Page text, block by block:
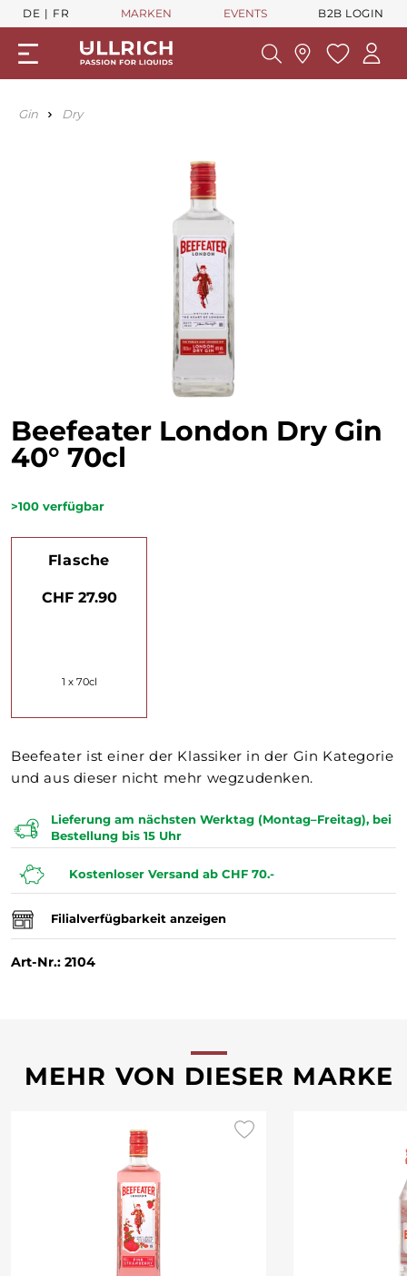
DE FR MARKEN EVENTS B2B LOGIN
Gin Dry
Beefeater London Dry Gin
40° 70cl
>100 verfügbar
Flasche
CHF 27.90
1 x 70cl
Beefeater ist einer der Klassiker in der Gin Kategorie
und aus dieser nicht mehr wegzudenken.
Lieferung am nächsten Werktag (Montag–Freitag), bei
Bestellung bis 15 Uhr
Kostenloser Versand ab CHF 70.-
Filialverfügbarkeit anzeigen
Art-Nr.: 2104
MEHR VON DIESER MARKE